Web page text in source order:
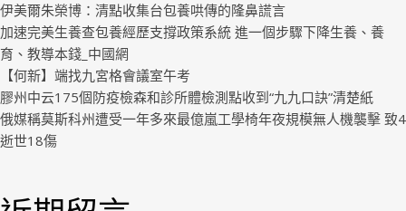
伊美爾朱榮博：清點收集台包養哄傳的隆鼻謊言
加速完美生養查包養經歷支撐政策系統 進一個步驟下降生養、養
育、教導本錢_中國網
【何新】端找九宮格會議室午考
膠州中云175個防疫檢森和診所體檢測點收到“九九口訣”清楚紙
俄媒稱莫斯科州遭受一年多來最億嵐工學椅年夜規模無人機襲擊 致4
逝世18傷